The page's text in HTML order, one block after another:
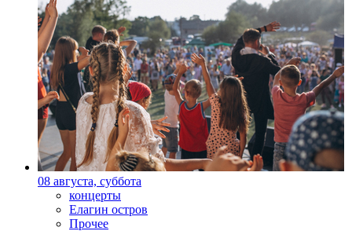
08 августа, суббота
концерты
Елагин остров
Прочее